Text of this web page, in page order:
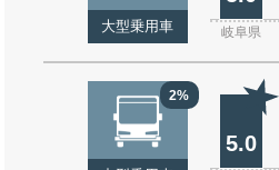
大型乗用車 岐阜県
2%
5.0